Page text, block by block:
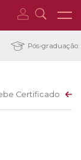
Pós-graduação
Certificado de